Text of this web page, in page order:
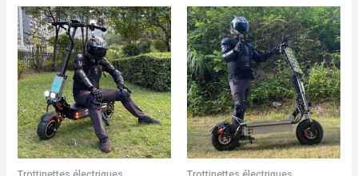
o
u
t
o
f
5
t
o
f
5